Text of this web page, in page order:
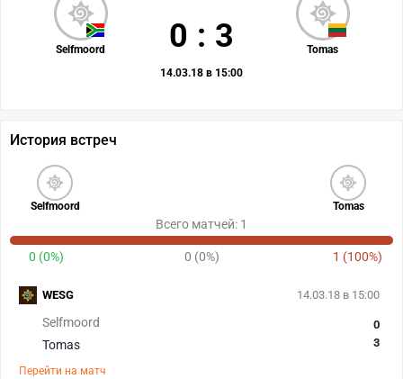
Selfmoord Tomas
0 : 3
14.03.18 в 15:00
История встреч
Selfmoord Tomas
Всего матчей: 1
0 (0%) 0 (0%) 1 (100%)
14.03.18 в 15:00
Selfmoord
Tomas
0
3
Перейти на матч
WESG